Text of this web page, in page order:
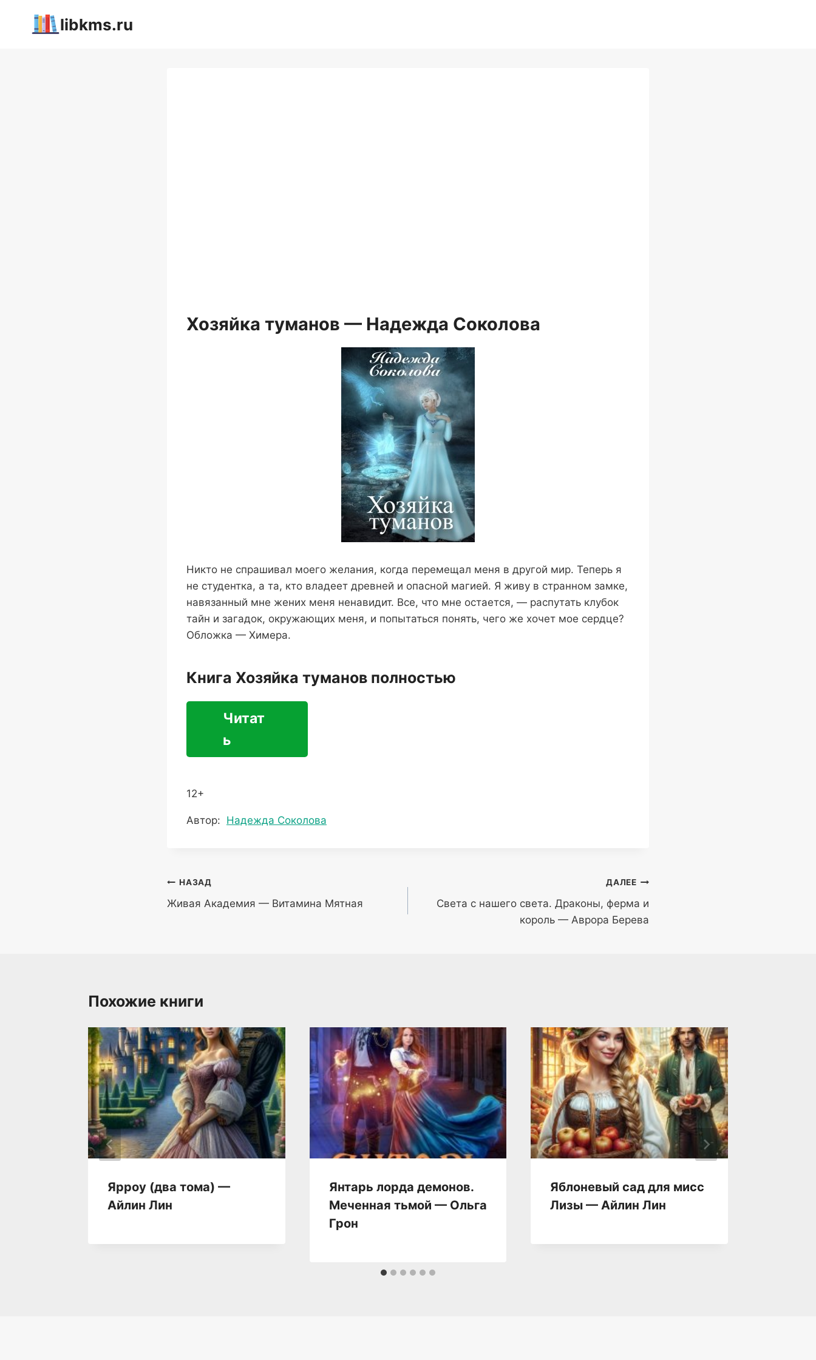
libkms.ru
Хозяйка туманов — Надежда Соколова
Никто не спрашивал моего желания, когда перемещал меня в другой мир. Теперь я
не студентка, а та, кто владеет древней и опасной магией. Я живу в странном замке,
навязанный мне жених меня ненавидит. Все, что мне остается, — распутать клубок
тайн и загадок, окружающих меня, и попытаться понять, чего же хочет мое сердце?
Обложка — Химера.
Книга Хозяйка туманов полностью
Читат
ь
12+
Метки
Автор: Надежда Соколова
Навигация
по
НАЗАД
Живая Академия — Витамина Мятная
ДАЛЕЕ
Света с нашего света. Драконы, ферма и
король — Аврора Берева
Похожие книги
Ярроу (два тома) —
Айлин Лин
Янтарь лорда демонов.
Меченная тьмой — Ольга
Грон
Яблоневый сад для мисс
Лизы — Айлин Лин